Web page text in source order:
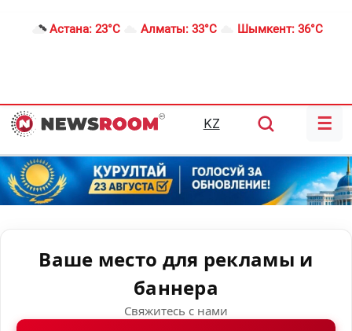
Астана: 23°C Алматы: 33°C Шымкент: 36°C
KZ ☰
Ваше место для рекламы и
баннера
Свяжитесь с нами